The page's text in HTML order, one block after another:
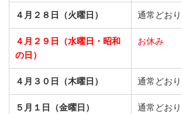
４月２８日（火曜日） 通常どおり
４月２９日（水曜日・昭和
の日）
お休み
４月３０日（木曜日） 通常どおり
５月１日（金曜日） 通常どおり